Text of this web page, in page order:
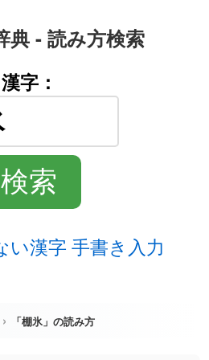
典 - 読み方検索
漢字：
い漢字 手書き入力
「棚氷」の読み方